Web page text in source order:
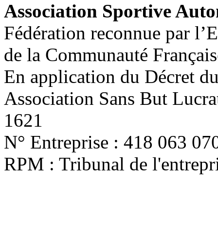
Association Sportive
Fédération reconnue par
de la Communauté
En application du Décret
Association Sans But
1621
N° Entreprise : 418 063
RPM : Tribunal de